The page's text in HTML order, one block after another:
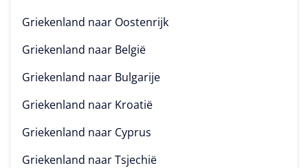
Griekenland naar Oostenrijk
Griekenland naar België
Griekenland naar Bulgarije
Griekenland naar Kroatië
Griekenland naar Cyprus
Griekenland naarTsjechië